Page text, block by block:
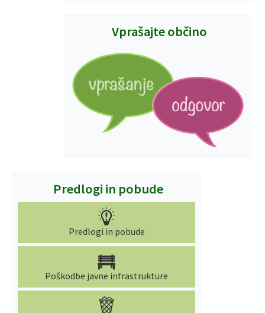
Vprašajte občino
Predlogi in pobude
Predlogi in pobude
Poškodbe javne infrastrukture